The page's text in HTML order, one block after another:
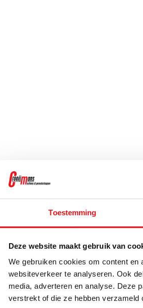
Toestemming
Deze website maakt gebruik van
We gebruiken cookies om content
websiteverkeer te analyseren. Ook
media, adverteren en analyse. Deze
verstrekt of die ze hebbenOfferte